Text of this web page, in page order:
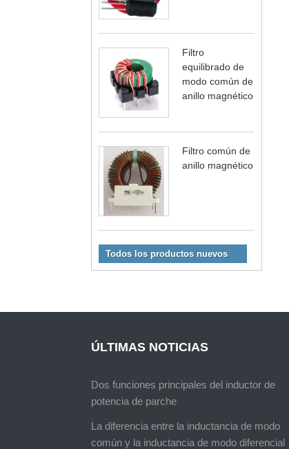
Filtro
equilibrado de
modo común de
anillo magnético
Filtro común de
anillo magnético
Todos los productos nuevos
ÚLTIMAS NOTICIAS
Dos funciones principales del inductor de
potencia de parche
La diferencia entre la inductancia de modo
común y la inductancia de modo diferencial